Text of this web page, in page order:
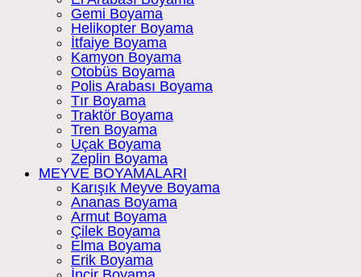
Gemi Boyama
Helikopter Boyama
İtfaiye Boyama
Kamyon Boyama
Otobüs Boyama
Polis Arabası Boyama
Tır Boyama
Traktör Boyama
Tren Boyama
Uçak Boyama
Zeplin Boyama
MEYVE BOYAMALARI
Karışık Meyve Boyama
Ananas Boyama
Armut Boyama
Çilek Boyama
Elma Boyama
Erik Boyama